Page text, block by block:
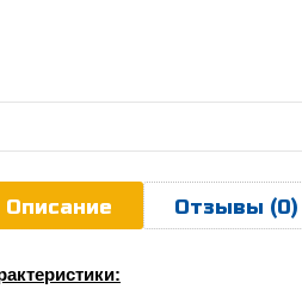
Описание Отзывы (0)